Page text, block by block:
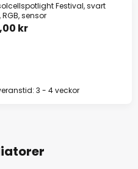
Festival, svart
sensor
kr
3 - 4 veckor